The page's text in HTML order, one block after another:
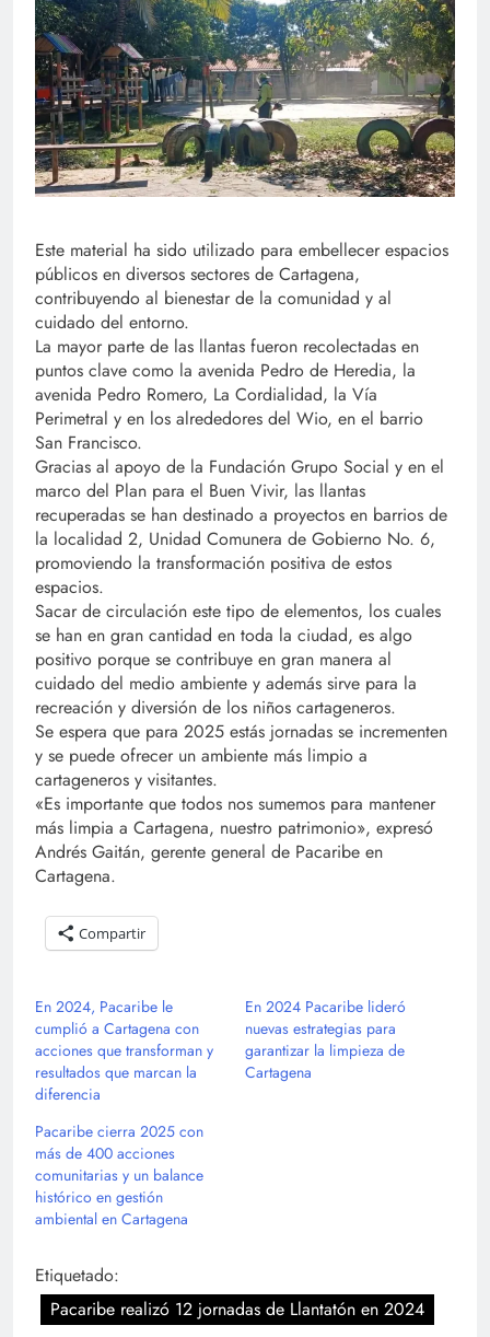
Este material ha sido utilizado para embellecer espacios
públicos en diversos sectores de Cartagena,
contribuyendo al bienestar de la comunidad y al
cuidado del entorno.
La mayor parte de las llantas fueron recolectadas en
puntos clave como la avenida Pedro de Heredia, la
avenida Pedro Romero, La Cordialidad, la Vía
Perimetral y en los alrededores del Wio, en el barrio
San Francisco.
Gracias al apoyo de la Fundación Grupo Social y en el
marco del Plan para el Buen Vivir, las llantas
recuperadas se han destinado a proyectos en barrios de
la localidad 2, Unidad Comunera de Gobierno No. 6,
promoviendo la transformación positiva de estos
espacios.
Sacar de circulación este tipo de elementos, los cuales
se han en gran cantidad en toda la ciudad, es algo
positivo porque se contribuye en gran manera al
cuidado del medio ambiente y además sirve para la
recreación y diversión de los niños cartageneros.
Se espera que para 2025 estás jornadas se incrementen
y se puede ofrecer un ambiente más limpio a
cartageneros y visitantes.
«Es importante que todos nos sumemos para mantener
más limpia a Cartagena, nuestro patrimonio», expresó
Andrés Gaitán, gerente general de Pacaribe en
Cartagena.
Compartir
En 2024, Pacaribe le
cumplió a Cartagena con
acciones que transforman y
resultados que marcan la
diferencia
En 2024 Pacaribe lideró
nuevas estrategias para
garantizar la limpieza de
Cartagena
Pacaribe cierra 2025 con
más de 400 acciones
comunitarias y un balance
histórico en gestión
ambiental en Cartagena
Etiquetado:
Pacaribe realizó 12 jornadas de Llantatón en 2024